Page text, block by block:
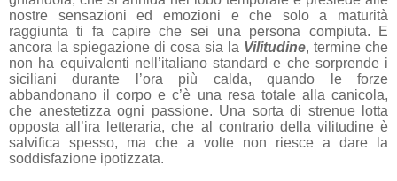
nostre sensazioni ed emozioni e che solo a maturità
raggiunta ti fa capire che sei una persona compiuta. E
ancora la spiegazione di cosa sia la Vilitudine, termine che
non ha equivalenti nell’italiano standard e che sorprende i
siciliani durante l’ora più calda, quando le forze
abbandonano il corpo e c’è una resa totale alla canicola,
che anestetizza ogni passione. Una sorta di strenue lotta
opposta all’ira letteraria, che al contrario della vilitudine è
salvifica spesso, ma che a volte non riesce a dare la
soddisfazione ipotizzata.